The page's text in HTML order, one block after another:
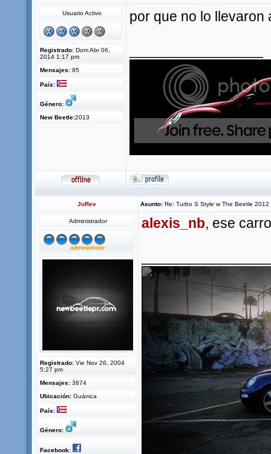
Usuario Activo
Registrado: Dom Abr 06,
2014 1:17 pm
Mensajes: 95
País:
Género:
New Beetle:2013
por que no lo
JoRev Asunto: Re: Turbo S Style w The Beetle 2012
Administrador
Registrado: Vie Nov 26, 2004
5:27 pm
Mensajes: 3874
Ubicación: Guánica
País:
Género:
Facebook:
alexis_nb, ese